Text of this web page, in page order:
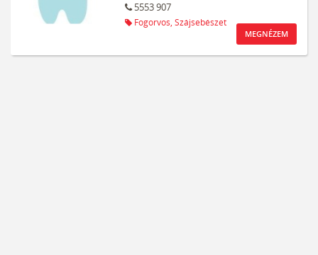
5553 907
Fogorvos, Szájsebészet
MEGNÉZEM